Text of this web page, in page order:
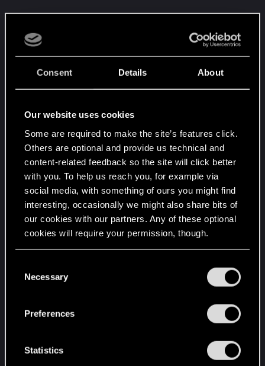
Consent Details About
Our website uses cookies
Some are required to make the site’s features click.
Others are optional and provide us technical and
content-related feedback so the site will click better
with you. To help us reach you, for example via
social media, with something of ours you might find
interesting, occasionally we might also share bits of
our cookies with our partners. Any of these optional
cookies will require your permission, though.
and tweak your preferences regarding them in the
Necessary
Preferences
Statistics
Karten, die einheitlich einer Fraktion und
Seltenheitsstufe angehören und die sich nicht in
deinem Startdeck befinden.
komplett mit den legendären Karten ihrer
Fraktionen gefüllt sind.
Unser Kampf wird legendär! 07.11 - 14.11
Für diesen Modus erhalten die Spieler Decks, die
komplett mit den legendären Karten ihrer
Unwiderstehliche Anziehung
Wann immer du eine Einheit ohne Spionage
ausspielst, verschiebe eine zufällige gegnerische
gegenüberliegenden Seite.